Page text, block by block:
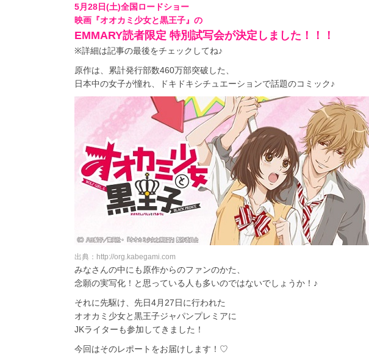
5月28日(土)全国ロードショー
映画『オオカミ少女と黒王子』の
EMMARY読者限定 特別試写会が決定しました！！！
※詳細は記事の最後をチェックしてね♪
原作は、累計発行部数460万部突破した、
日本中の女子が憧れ、ドキドキシチュエーションで話題のコミック♪
出典：http://org.kabegami.com
みなさんの中にも原作からのファンのかた、
念願の実写化！と思っている人も多いのではないでしょうか！♪
それに先駆け、先日4月27日に行われた
オオカミ少女と黒王子ジャパンプレミアに
JKライターも参加してきました！
今回はそのレポートをお届けします！♡